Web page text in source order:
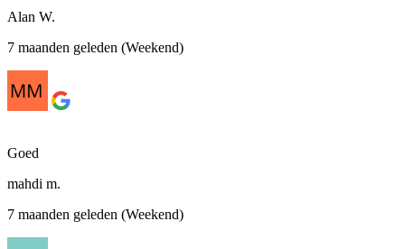
Alan W.
7 maanden geleden (Weekend)
Goed
mahdi m.
7 maanden geleden (Weekend)